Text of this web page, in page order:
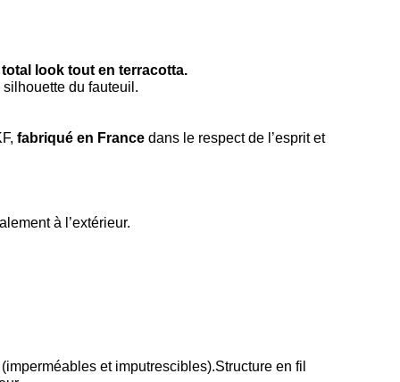
look tout en terracotta.
du fauteuil.
fabriqué en France dans le respect de l’esprit et
à l’extérieur.
et imputrescibles).Structure en fil